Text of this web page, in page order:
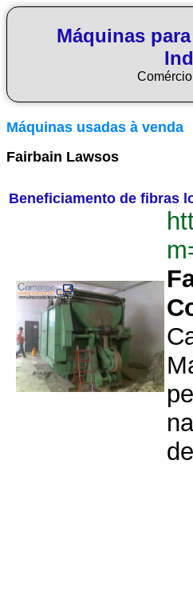
Máquinas
Máquinas usadas à venda
Fairbain Lawsos
Beneficiamento de fibras